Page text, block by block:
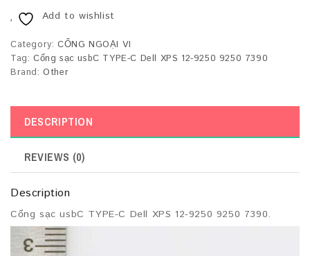
Add to wishlist
Category: CỔNG NGOẠI VI
Tag: Cổng sạc usbC TYPE-C Dell XPS 12-9250 9250 7390
Brand:Other
DESCRIPTION
REVIEWS (0)
Description
Cổng sạc usbC TYPE-C Dell XPS 12-9250 9250 7390.